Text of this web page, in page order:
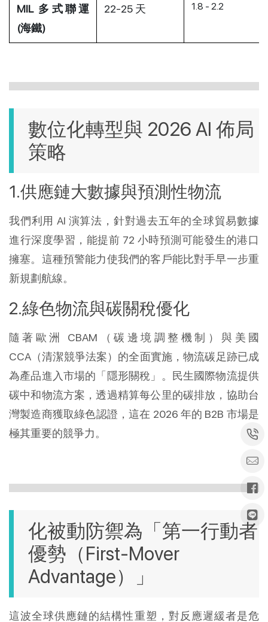
MIL 多式聯運
(海鐵)
22-25 天 1.8 - 2.2
數位化轉型與 2026 AI 佈局
策略
供應鏈大數據與預測性物流
我們利用 AI 演算法，針對過去五年的全球貿易數據
進行深度學習，能提前 72 小時預測可能發生的港口
擁塞。這種預警能力使我們的客戶能比對手早一步重
新規劃航線。
綠色物流與碳關稅優化
隨著歐洲 CBAM（碳邊境調整機制）與美國
CCA（清潔競爭法案）的全面實施，物流碳足跡已成
為產品進入市場的「隱形關稅」。民生國際物流提供
碳中和物流方案，透過精算每公里的碳排放，協助台
灣製造商獲取綠色認證，這在 2026 年的 B2B 市場是
極其重要的競爭力。
化被動防禦為「第一行動者
優勢（First-Mover
Advantage）」
這波全球供應鏈的結構性重塑，對反應遲緩者是危